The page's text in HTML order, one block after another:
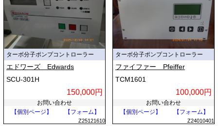
ターボ分子ポンプコントローラー
エドワーズ Edwards
SCU-301H
150,000円
お問い合わせ
【個別ページ】
【フォーム】
Z25121610
ターボ分子ポンプコントローラー
ファイファー Pfeiffer
TCM1601
100,000円
お問い合わせ
【個別ページ】
【フォーム】
Z24010401